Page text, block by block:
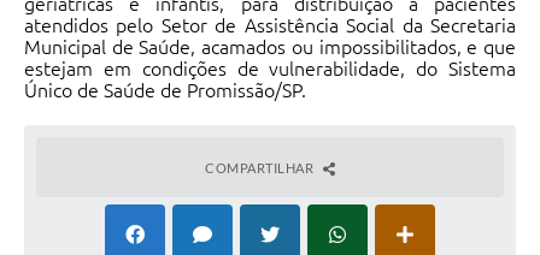
atendidos pelo Setor de Assistência Social da Secretaria
Municipal de Saúde, acamados ou impossibilitados, e que
estejam em condições de vulnerabilidade, do Sistema
Único de Saúde de Promissão/SP.
COMPARTILHAR